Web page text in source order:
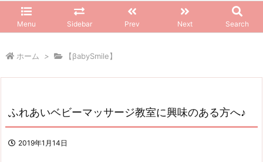
Menu Sidebar Prev Next Search
ホーム > 【βabySmile】
ふれあいベビーマッサージ教室に興味のある方へ♪
2019年1月14日